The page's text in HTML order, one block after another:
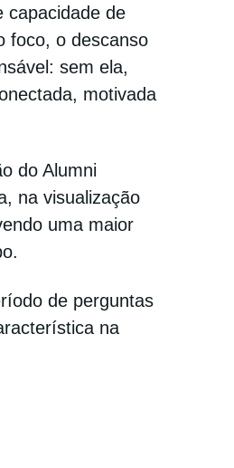
capacidade de
foco, o descanso
sem ela,
motivada
do Alumni
na visualização
uma maior
de perguntas
na